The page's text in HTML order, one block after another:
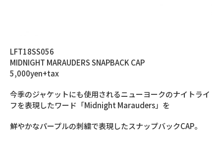
LFT18SS056
MIDNIGHT MARAUDERS SNAPBACK CAP
5,000yen+tax
今季のジャケットにも使用されるニューヨークのナイトライ
フを表現したワード「Midnight Marauders」を
鮮やかなパープルの刺繍で表現したスナップバックCAP。